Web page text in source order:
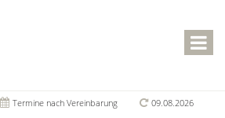
Termine nach Vereinbarung
09.08.2026